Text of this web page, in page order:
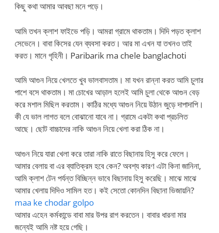
কিছু কথা আমার আবছা মনে পড়ে।
আমি তখন ক্লাশ ফাইভে পড়ি। আমরা গ্রামে থাকতাম। দিদি পড়ত ক্লাশ
সেভেনে। বাবা কিসের যেন ব্যবসা করত। আর মা এখন যা তখনও তাই
করত। মানে গৃহিনী। Paribarik ma chele banglachoti
আমি আগুন নিয়ে খেলতে খুব ভালবাসতাম। মা যখন রান্না করত আমি চুলার
পাশে বসে থাকতাম। মা চোখের আড়াল হলেই আমি চুলা থেকে আগুন বেড়
করে মশাল মিছিল করতাম। কাঠির মধ্যে আগুন নিয়ে উঠান জুড়ে দাপাদাপি।
কী যে ভাল লাগত বলে বোঝানো যাবে না। গ্রামে একটা কথা প্রচলিত
আছে। ছোট বাচ্চাদের নাকি আগুন নিয়ে খেলা করা ঠিক না।
আগুন নিয়ে যারা খেলা করে তারা নাকি রাতে বিছানায় হিসু করে ফেলে।
আমার বেলায় বা এর ব্যাতিক্রম হবে কেন? অবশ্য কারণ এটা কিনা জানিনা,
আমি ক্লাশ টেন পর্যন্ত বিচ্ছিন্ন ভাবে বিছানায় হিসু করেছি। মাঝে মাঝে
আমার খেলায় দিদিও সামিল হত। কই সেতো কোনদিন বিছানা ভিজায়নি?
maa ke chodar golpo
আমার এহেন কর্মকান্ডে বাবা মার উপর রাগ করতেন। বাবার ধারনা মার
জন্যেই আমি নষ্ট হয়ে গেছি।